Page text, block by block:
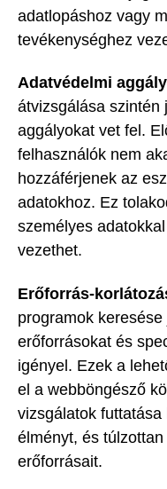
adatlopáshoz vagy
tevékenységhez
Adatvédelmi
átvizsgálása szintén
aggályokat vet fel.
felhasználók nem
hozzáférjenek az
adatokhoz. Ez
személyes
vezethet.
Erőforrás-
programok
erőforrásokat és
igényel. Ezek a
el a webböngésző
vizsgálatok
élményt, és
erőforrásait.